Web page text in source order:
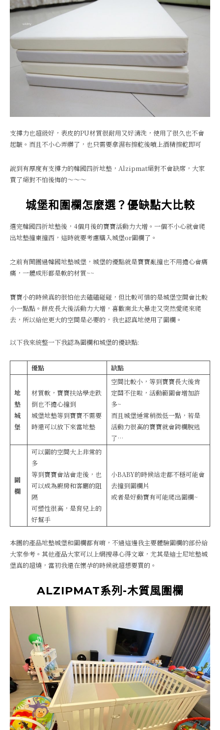
支撐力也超級好，表皮的PU材質很耐用又好清洗，使用了很久也不會
起皺。而且不小心弄髒了，也只需要拿濕布擦乾後噴上酒精擦乾即可
說到有厚度有支撐力的韓國四折地墊，Alzipmat絕對不會缺席，大家
買了絕對不怕後悔的～～～
城堡和圍欄怎麼選？優缺點大比較
選完韓國四折地墊後，4個月後的寶寶活動力大增。一個不小心就會爬
出地墊撞東撞西，這時就要考慮購入城堡or圍欄了。
之前有開團過韓國地墊城堡，城堡的優點就是寶寶亂撞也不用擔心會痛
痛，一體成形都是軟的材質~~
寶寶小的時候真的很怕他去磕磕碰碰，但比較可惜的是城堡空間會比較
小一點點。餅皮長大後活動力大增，喜歡南北大暴走又突然愛爬來爬
去，所以給他更大的空間是必要的，我也認真地使用了圍欄。
以下我來統整一下我認為圍欄和城堡的優缺點:
優點 缺點
地
墊
城
堡
材質軟，寶寶扶站學走跌
倒也不擔心撞到
城堡地墊等到寶寶不需要
時還可以放下來當地墊
空間比較小，等到寶寶長大後肯
定關不住啦，活動範圍會增加許
多~
而且城堡通常稍微低一點，若是
活動力很高的寶寶就會跨欄脫逃
了…
圍
欄
可以圍的空間大上非常的
多
等到寶寶會站會走後，也
可以成為廚房和客廳的阻
隔
可塑性很高，是育兒上的
好幫手
小BABY的時候站走都不穩可能會
去撞到圍欄片
或者是好動寶有可能爬出圍欄~
本團的產品地墊城堡和圍欄都有唷，不過這邊我主要體驗圍欄的部份給
大家參考。其他產品大家可以上網搜尋心得文章，尤其是迪士尼地墊城
堡真的超燒，當初我還在懷孕的時候就超想要買的。
ALZIPMAT系列-木質風圍欄